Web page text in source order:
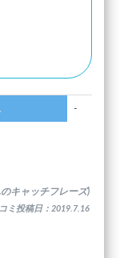
-
のキャッチフレーズ)
ミ投稿日：2019.7.16